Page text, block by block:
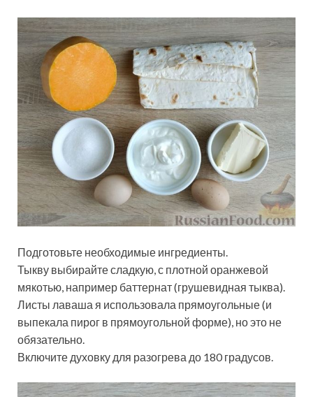
Подготовьте необходимые ингредиенты.
Тыкву выбирайте сладкую, с плотной оранжевой
мякотью, например баттернат (грушевидная тыква).
Листы лаваша я использовала прямоугольные (и
выпекала пирог в прямоугольной форме), но это не
обязательно.
Включите духовку для разогрева до 180 градусов.